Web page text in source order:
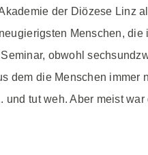
der Diözese Linz
Menschen,
obwohl
dem die Menschen immer
tut weh. Aber meist